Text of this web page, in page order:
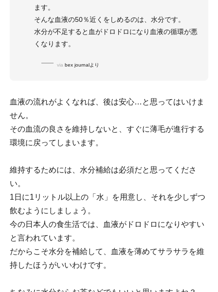
ます。
そんな血液の50％近くをしめるのは、水分です。
水分が不足すると血がドロドロになり血液の循環が悪
くなります。
via bex journalより
血液の流れがよくなれば、後は安心…と思ってはいけま
せん。
その血流の良さを維持しないと、すぐに薄毛が進行する
環境に戻ってしまいます。
維持するためには、水分補給は必須だと思ってくださ
い。
1日に1リットル以上の「水」を用意し、それを少しずつ
飲むようにしましょう。
今の日本人の食生活では、血液がドロドロになりやすい
と言われています。
だからこそ水分を補給して、血液を薄めてサラサラを維
持したほうがいいわけです。